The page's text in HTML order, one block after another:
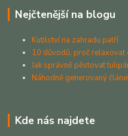
Nejčtenější na blogu
Kutilství na zahradu patří
10 důvodů, proč
Jak správně pěstovat
Náhodně generovaný
Kde nás najdete